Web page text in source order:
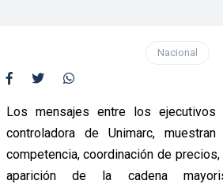
Nacional
Los mensajes entre los ejecutivos
controladora de Unimarc,
competencia, coordinación de
aparición de la cadena